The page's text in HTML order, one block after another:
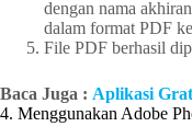
dengan nama akhiran
dalam format PDF
File PDF berhasil
Baca Juga : Aplikasi
4. Menggunakan Adobe